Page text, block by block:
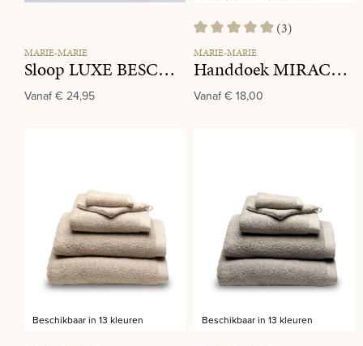
MARIE-MARIE
Sloop LUXE BESCHERMSLOOP
Vanaf€ 24,95
Gemiddelde waardering van 5
(3)
MARIE-MARIE
Handdoek MIRACLE 001 White
Vanaf€ 18,00
Beschikbaar in 13 kleuren Beschikbaar in 13 kleuren